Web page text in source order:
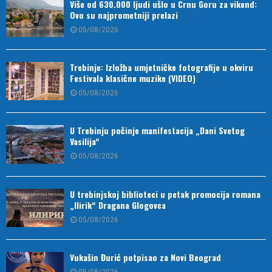
Više od 630.000 ljudi ušlo u Crnu Goru za vikend:
Ovo su najprometniji prelazi
05/08/2026
Trebinje: Izložba umjetničke fotografije u okviru
Festivala klasične muzike (VIDEO)
05/08/2026
U Trebinju počinje manifestacija „Dani Svetog
Vasilija“
05/08/2026
U trebinjskoj biblioteci u petak promocija romana
„Ilirik“ Dragana Glogovca
05/08/2026
Vukašin Đurić potpisao za Novi Beograd